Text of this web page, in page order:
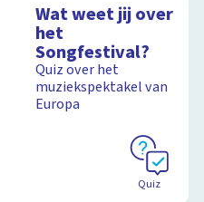
Wat weet jij over
het
Songfestival?
Quiz over het
muziekspektakel van
Europa
Quiz